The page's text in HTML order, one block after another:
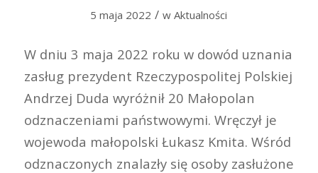
5 maja 2022 / wAktualności
W dniu 3 maja 2022 roku w dowód uznania
zasług prezydent Rzeczypospolitej Polskiej
Andrzej Duda wyróżnił 20 Małopolan
odznaczeniami państwowymi. Wręczył je
wojewoda małopolski Łukasz Kmita. Wśród
odznaczonych znalazły się osoby zasłużone